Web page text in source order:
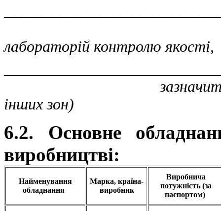
лабораторій контролю якості,
зазначити, чи
інших зон)
6.2. Основне
виробництві:
Найменування
обладнання
Марка, країна-
виробник
Виробнича
потужність (за
паспортом)